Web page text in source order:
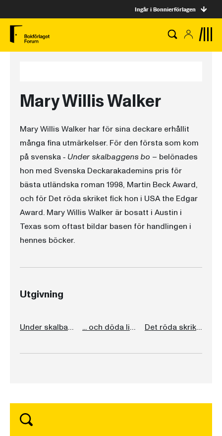
Ingår i Bonnierförlagen
Mary Willis Walker
Mary Willis Walker har för sina deckare erhållit
många fina utmärkelser. För den första som kom
på svenska ‐ Under skalbaggens bo – belönades
hon med Svenska Deckarakademins pris för
bästa utländska roman 1998, Martin Beck Award,
och för Det röda skriket fick hon i USA the Edgar
Award. Mary Willis Walker är bosatt i Austin i
Texas som oftast bildar basen för handlingen i
hennes böcker.
Utgivning
Under skalbaggens bo ... och döda ligger ner Det röda skriket